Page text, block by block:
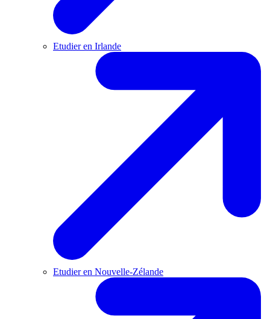
Etudier en Irlande
Etudier en Nouvelle-Zélande